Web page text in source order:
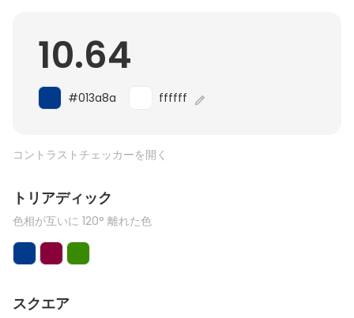
10.64
#013a8a ffffff
コントラストチェッカーを開く
トリアディック
色相が互いに 120° 離れた色
スクエア